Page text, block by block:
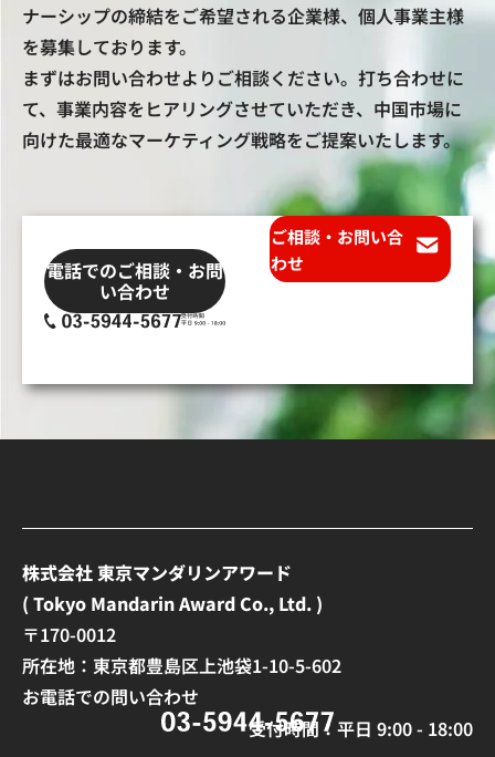
ナーシップの締結をご希望される企業様、個人事業主様
を募集しております。
まずはお問い合わせよりご相談ください。打ち合わせに
て、事業内容をヒアリングさせていただき、中国市場に
向けた最適なマーケティング戦略をご提案いたします。
電話でのご相談・お問
い合わせ
ご相談・お問い合
わせ
株式会社 東京マンダリンアワード
( Tokyo Mandarin Award Co., Ltd. )
〒170-0012
所在地：東京都豊島区上池袋1-10-5-602
お電話での問い合わせ
受付時間：平日 9:00 - 18:00